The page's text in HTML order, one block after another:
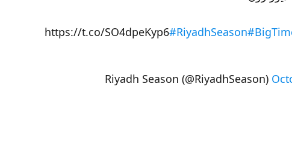
#RiyadhSeason